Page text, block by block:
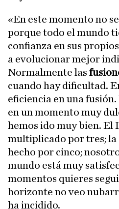
«En este momento no
porque todo el mundo
confianza en sus
a evolucionar mejor
Normalmente las
cuando hay dificultad.
eficiencia en una
en un momento muy
hemos ido muy bien. El
multiplicado por tres; la
hecho por cinco;
mundo está muy
momentos quieres
horizonte no veo
ha incidido.